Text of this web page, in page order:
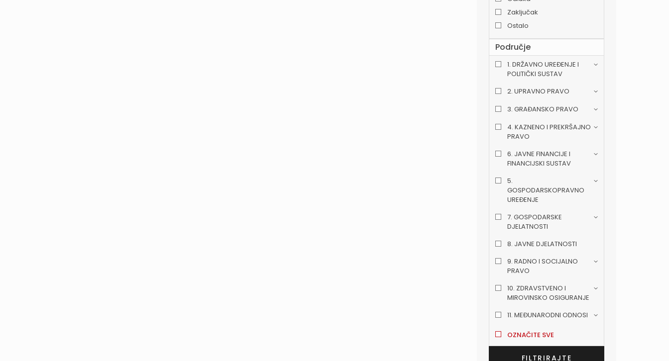
Zaključak
Ostalo
Područje
1. DRŽAVNO UREĐENJE I
POLITIČKI SUSTAV
2. UPRAVNO PRAVO
3. GRAĐANSKO PRAVO
4. KAZNENO I PREKRŠAJNO
PRAVO
6. JAVNE FINANCIJE I
FINANCIJSKI SUSTAV
5.
GOSPODARSKOPRAVNO
UREĐENJE
7. GOSPODARSKE
DJELATNOSTI
8. JAVNE DJELATNOSTI
9. RADNO I SOCIJALNO
PRAVO
10. ZDRAVSTVENO I
MIROVINSKO OSIGURANJE
11. MEĐUNARODNI ODNOSI
OZNAČITE SVE